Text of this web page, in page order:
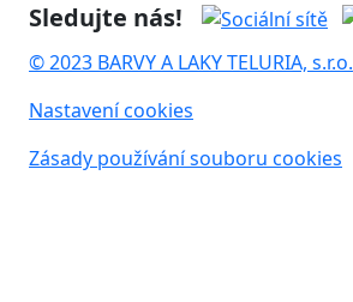
Sledujte nás!
© 2023 BARVY A LAKY TELURIA, s.r.o.
Nastavení cookies
Zásady používání souboru cookies